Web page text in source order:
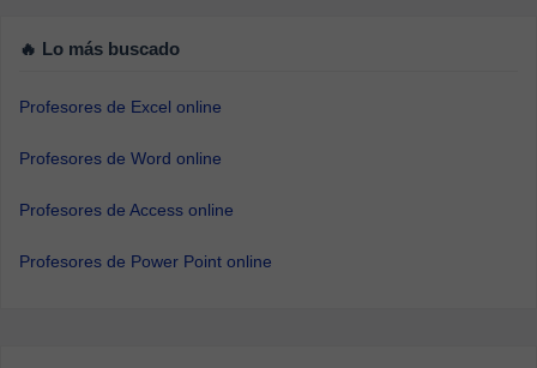
🔥 Lo más buscado
Profesores de Excel online
Profesores de Word online
Profesores de Access online
Profesores de Power Point online